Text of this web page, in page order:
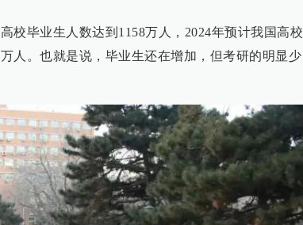
校毕业生人数达到1158万人，2024年预计我国高校
人。也就是说，毕业生还在增加，但考研的明显少